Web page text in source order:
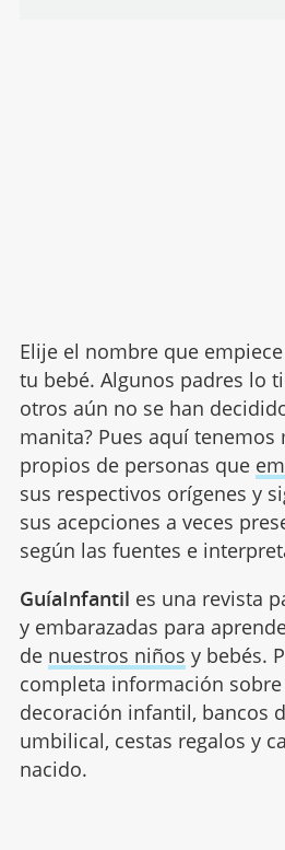
Elije el nombre que
tu bebé. Algunos padres lo
otros aún no se han
manita? Pues aquí
propios de personas que
sus respectivos orígenes y
sus acepciones a veces
según las fuentes e
GuíaInfantil es una revista
y embarazadas para
de nuestros niños y bebés.
completa información
decoración infantil, bancos
umbilical, cestas regalos y
nacido.